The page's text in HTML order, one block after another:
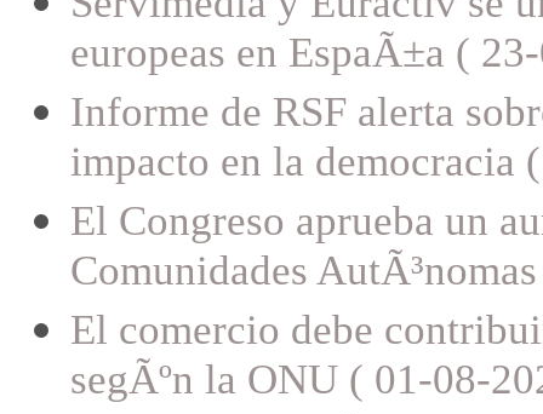
europeas en EspaÃ±a (
Informe de RSF alerta
impacto en la democracia
El Congreso aprueba un
Comunidades
El comercio debe
segÃºn la ONU ( 01-08-